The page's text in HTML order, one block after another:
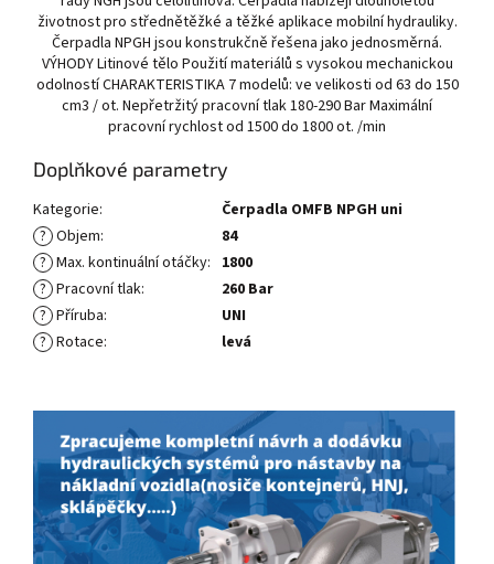
životnost pro střednětěžké a těžké aplikace mobilní hydrauliky.
Čerpadla NPGH jsou konstrukčně řešena jako jednosměrná.
VÝHODY Litinové tělo Použití materiálů s vysokou mechanickou
odolností CHARAKTERISTIKA 7 modelů: ve velikosti od 63 do 150
cm3 / ot. Nepřetržitý pracovní tlak 180-290 Bar Maximální
pracovní rychlost od 1500 do 1800 ot. /min
Doplňkové parametry
Kategorie:
Čerpadla OMFB NPGH uni
? Objem:
84
? Max. kontinuální otáčky: 1800
? Pracovní tlak:
260 Bar
? Příruba:
UNI
? Rotace: levá